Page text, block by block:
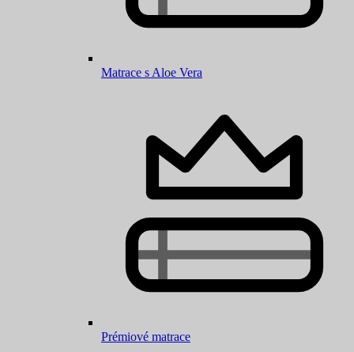
Matrace s Aloe Vera
Prémiové matrace